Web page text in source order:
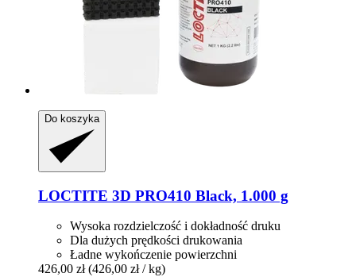
Do koszyka
LOCTITE 3D PRO410 Black, 1.000 g
Wysoka rozdzielczość i dokładność druku
Dla dużych prędkości drukowania
Ładne wykończenie powierzchni
426,00 zł (426,00 zł / kg)